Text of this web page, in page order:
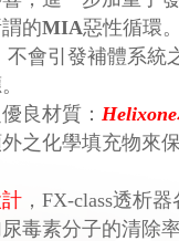
的MIA惡性循環。
不會引發補體系統
良材質：
之化學填充物來
，FX-class透析
毒素分子的清除